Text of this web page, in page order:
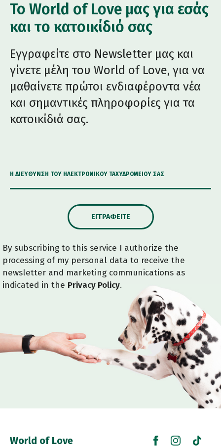
Το World of Love μας για εσάς
και το κατοικίδιό σας
Εγγραφείτε στο Newsletter μας και
γίνετε μέλη του World of Love, για να
μαθαίνετε πρώτοι ενδιαφέροντα νέα
και σημαντικές πληροφορίες για τα
κατοικίδιά σας.
Η ΔΙΕΎΘΥΝΣΗ ΤΟΥ ΗΛΕΚΤΡΟΝΙΚΟΎ ΤΑΧΥΔΡΟΜΕΊΟΥ ΣΑΣ
ΕΓΓΡΑΦΕΊΤΕ
By subscribing to this service I authorize the
processing of my personal data to receive the
newsletter and marketing communications as
indicated in the Privacy Policy.
World of Love